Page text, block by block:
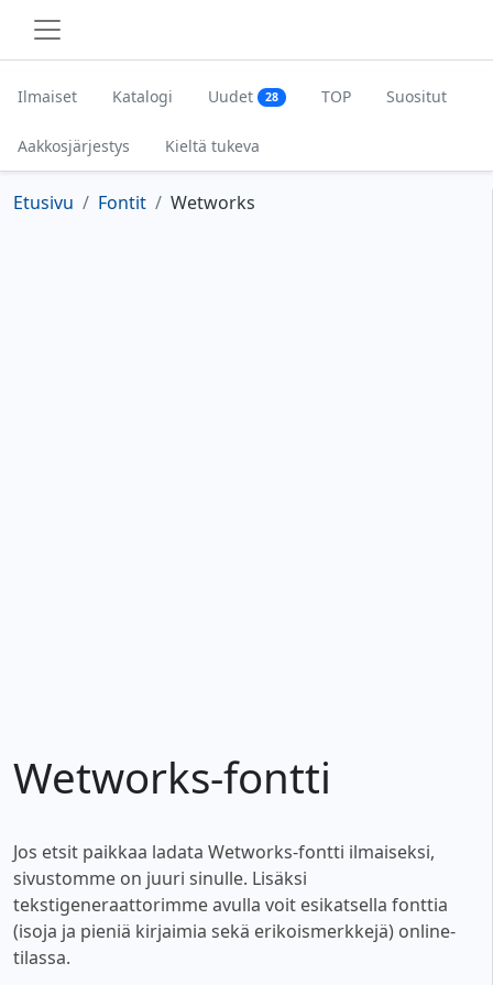
Ilmaiset Katalogi Uudet 28 TOP Suositut
Aakkosjärjestys Kieltä tukeva
Etusivu Fontit Wetworks
Wetworks-fontti
Jos etsit paikkaa ladata Wetworks-fontti ilmaiseksi,
sivustomme on juuri sinulle. Lisäksi
tekstigeneraattorimme avulla voit esikatsella fonttia
(isoja ja pieniä kirjaimia sekä erikoismerkkejä) online-
tilassa.